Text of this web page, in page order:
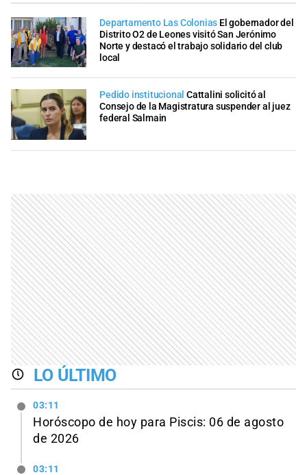
Departamento Las Colonias El gobernador del
Distrito O2 de Leones visitó San Jerónimo
Norte y destacó el trabajo solidario del club
local
Pedido institucional Cattalini solicitó al
Consejo de la Magistratura suspender al juez
federal Salmain
LO ÚLTIMO
03:11
Horóscopo de hoy para Piscis: 06 de agosto
de 2026
03:11